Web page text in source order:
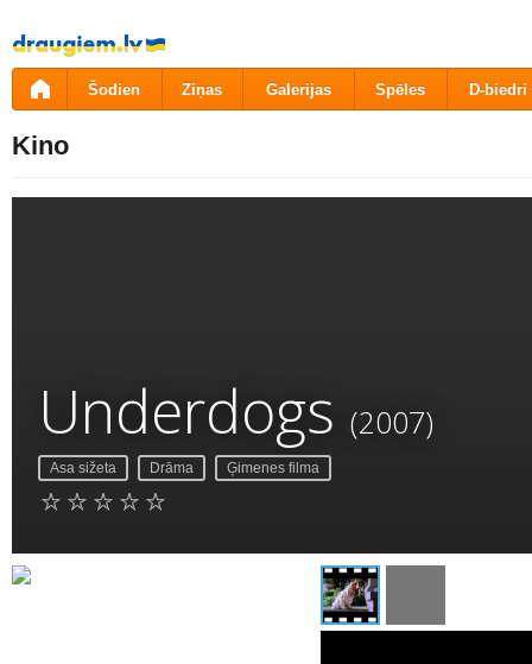
Pāriet
uz
saturu
Šodien Ziņas Galerijas Spēles D-biedri
Kino
Underdogs (2007)
Asa sižeta Drāma Ģimenes filma